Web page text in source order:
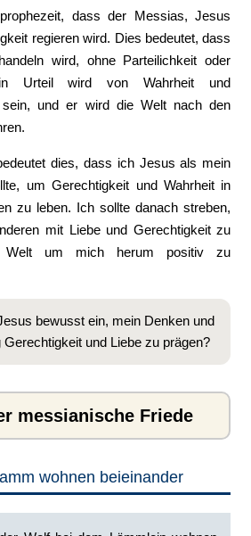
dass der Messias, Jesus
regieren wird. Dies bedeutet, dass
wird, ohne Parteilichkeit oder
Urteil wird von Wahrheit und
sein, und er wird die Welt nach den
dies, dass ich Jesus als mein
um Gerechtigkeit und Wahrheit in
zu leben. Ich sollte danach streben,
mit Liebe und Gerechtigkeit zu
Welt um mich herum positiv zu
bewusst ein, mein Denken und
Gerechtigkeit und Liebe zu prägen?
messianische Friede
wohnen beieinander